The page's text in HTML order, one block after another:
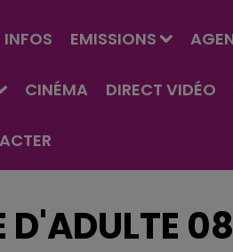
INFOS EMISSIONS
CINÉMA DIRECT VIDÉO
D'ADULTE